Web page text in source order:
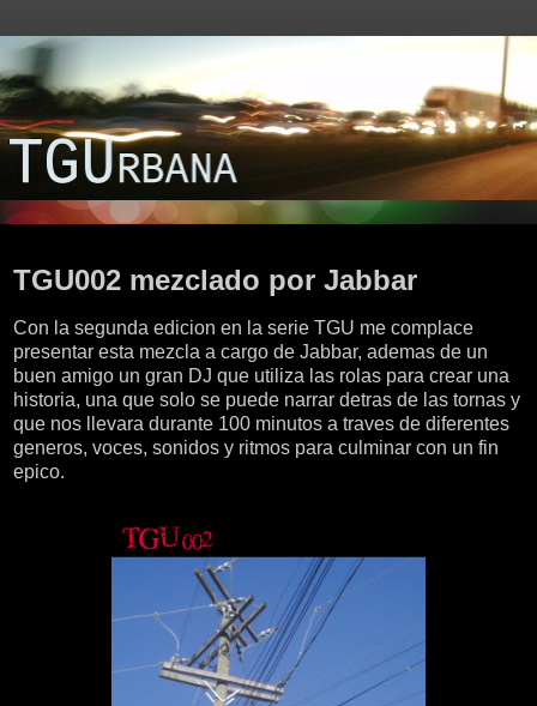
TGU002 mezclado por Jabbar
Con la segunda edicion en la serie TGU me complace
presentar esta mezcla a cargo de Jabbar, ademas de un
buen amigo un gran DJ que utiliza las rolas para crear una
historia, una que solo se puede narrar detras de las tornas y
que nos llevara durante 100 minutos a traves de diferentes
generos, voces, sonidos y ritmos para culminar con un fin
epico.